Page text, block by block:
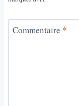
Commentaire *